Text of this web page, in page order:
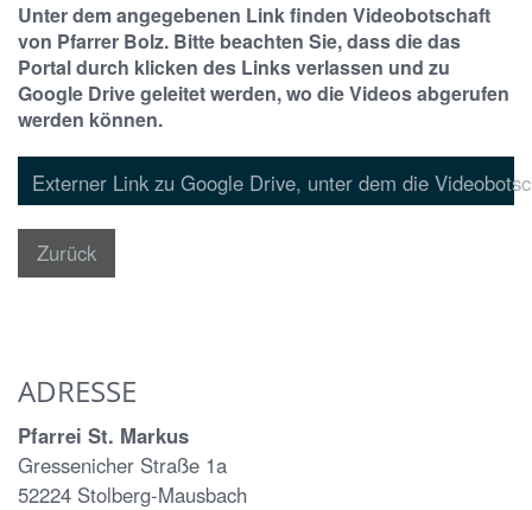
Unter dem angegebenen Link finden Videobotschaft
von Pfarrer Bolz. Bitte beachten Sie, dass die das
Portal durch klicken des Links verlassen und zu
Google Drive geleitet werden, wo die Videos abgerufen
werden können.
Externer Link zu Google Drive, unter dem die
Zurück
ADRESSE
Pfarrei St. Markus
Gressenicher Straße 1a
52224 Stolberg-Mausbach